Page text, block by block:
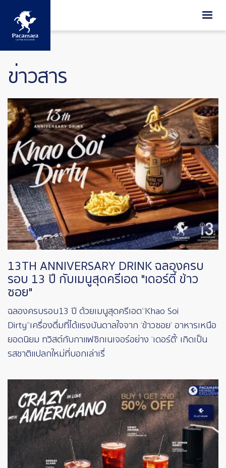
ข้ามไปยังเนื้อหาหลัก
Pacamara Inside out
Pacamara Inside out
ข่าวสาร
Image
13TH ANNIVERSARY DRINK ฉลองครบ
รอบ 13 ปี กับเมนูสุดครีเอต "เดอร์ตี้ ข้าว
ซอย"
ฉลองครบรอบ 13 ปี ด้วยเมนูสุดครีเอต “Khao Soi
Dirty”เครื่องดื่มที่ได้แรงบันดาลใจจาก ‘ข้าวซอย’ อาหารเหนือ
ยอดนิยม ทวิสต์กับกาแฟซิกเนเจอร์อย่าง ‘เดอร์ตี้' เกิดเป็น
รสชาติแปลกใหม่ที่บอกเล่าเรื่
Image